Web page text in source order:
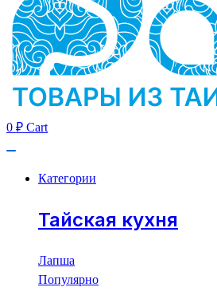
0 ₽ Cart
Категории
Тайская кухня
Лапша
Популярно